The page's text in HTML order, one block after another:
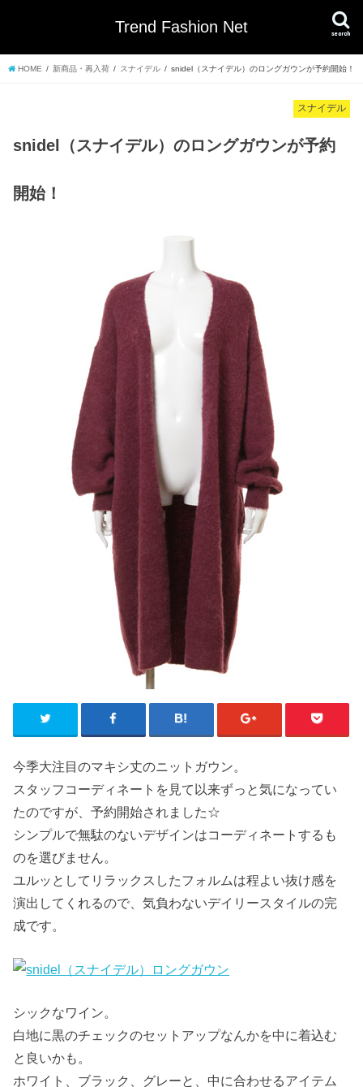
Trend Fashion Net search
HOME 新商品・再入荷 スナイデル snidel（スナイデル）のロングガウンが予約開始！
スナイデル
snidel（スナイデル）のロングガウンが予約
開始！
今季大注目のマキシ丈のニットガウン。
スタッフコーディネートを見て以来ずっと気になってい
たのですが、予約開始されました☆
シンプルで無駄のないデザインはコーディネートするも
のを選びません。
ユルッとしてリラックスしたフォルムは程よい抜け感を
演出してくれるので、気負わないデイリースタイルの完
成です。
シックなワイン。
白地に黒のチェックのセットアップなんかを中に着込む
と良いかも。
ホワイト、ブラック、グレーと、中に合わせるアイテム